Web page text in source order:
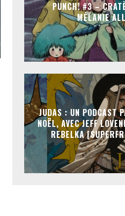
PUNCH! #3 –
MÉLANIE
JUDAS : UN PODCAST
NOËL, AVEC JEFF
REBELKA